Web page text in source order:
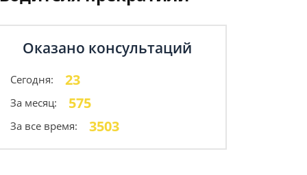
Оказано консультаций
Сегодня: 23
За месяц: 575
За все время: 3503